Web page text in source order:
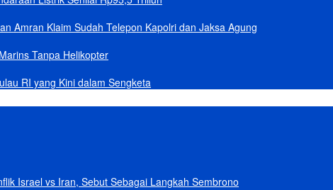
Amran Klaim Sudah Telepon Kapolri dan Jaksa Agung
Tanpa Helikopter
RI yang Kini dalam Sengketa
Israel vs Iran, Sebut Sebagai Langkah Sembrono